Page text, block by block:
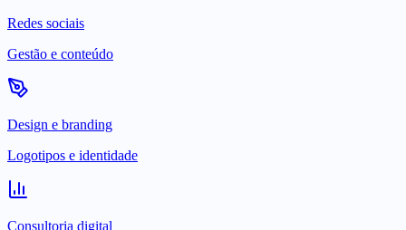
Redes sociais
Gestão e conteúdo
Design e branding
Logotipos e identidade
Consultoria digital